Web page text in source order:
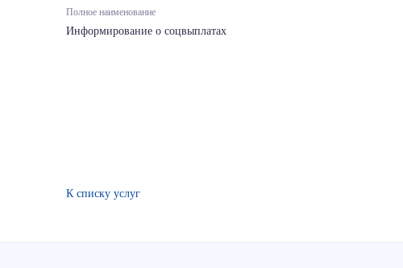
Полное наименование
Информирование о соцвыплатах
К списку услуг